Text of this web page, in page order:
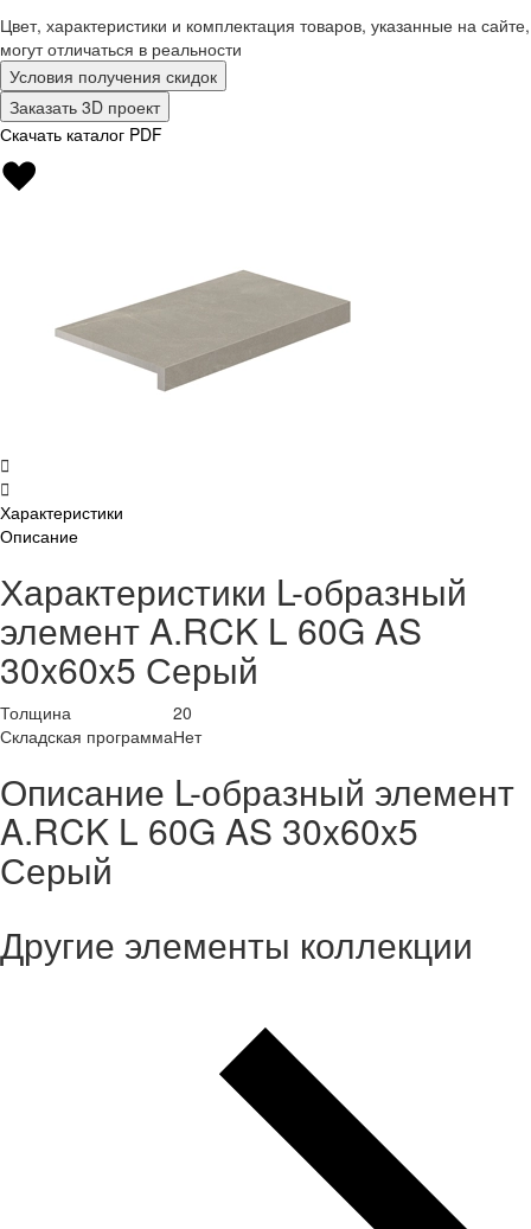
Цвет, характеристики и комплектация товаров, указанные на сайте,
могут отличаться в реальности
Условия получения скидок
Заказать 3D проект
Скачать каталог PDF
Характеристики
Описание
Характеристики L-образный
элемент A.RCK L 60G AS
30x60x5 Серый
Толщина
20
Складская программаНет
Описание L-образный элемент
A.RCK L 60G AS 30x60x5
Серый
Другие элементы коллекции